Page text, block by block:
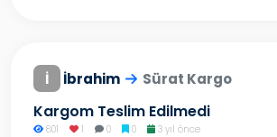
İ İbrahim Sürat Kargo
Kargom Teslim Edilmedi
801 1 0 0 3 yıl önce